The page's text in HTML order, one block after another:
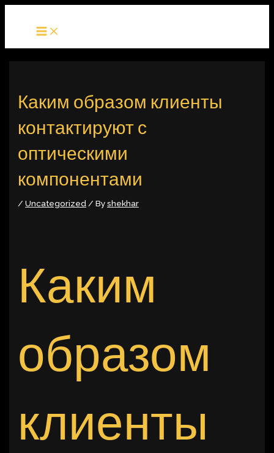
Skip
MAIN
Каким образом клиенты
контактируют с
оптическими
компонентами
/Uncategorized / Byshekhar
Каким
образом
клиенты
Post